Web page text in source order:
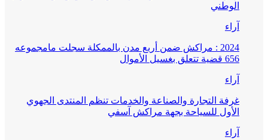
الوطني
آراء
2024 : مراكش ضمن أربع مدن بالممكلة سجلت مامجموعه
656 قضية تتعلق بغسيل الأموال
آراء
غرفة التجارة والصناعة والخدمات تنظم المنتدى الجهوي
الأول للسياحة بجهة مراكش آسفي
آراء